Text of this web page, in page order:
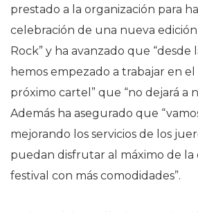
prestado a la organización para
celebración de una nueva
Rock” y ha avanzado que “desde
hemos empezado a trabajar en el
próximo cartel” que “no dejará a
Además ha asegurado que
mejorando los servicios de los
puedan disfrutar al máximo de la
festival con más comodidades”.